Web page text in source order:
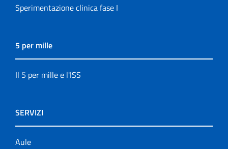
Sperimentazione clinica fase I
5 per mille
Il 5 per mille e l'ISS
SERVIZI
Aule